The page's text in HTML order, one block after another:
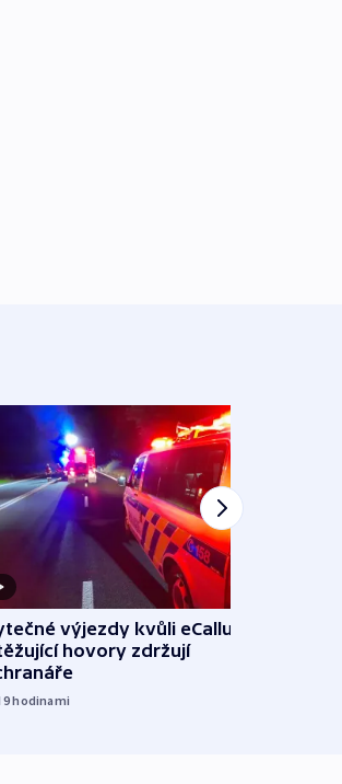
výjezdy kvůli eCallu a
hovory zdržují
9hodinami